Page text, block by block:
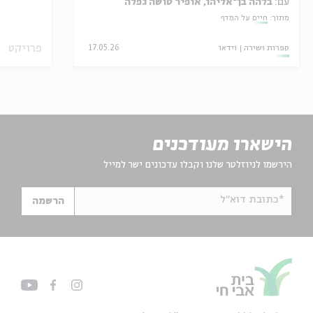
עם: בלהה בן־אליהו, אופיר טושה גפלה
מתוך: חיים על המדף
ספרות ושירה וידאו 17.05.26 פרויקט
הישארו מעודכנים
הירשמו לניוזלטר שלנו וקבלו עדכונים ישר למייל
*כתובת דוא"ל הרשמה